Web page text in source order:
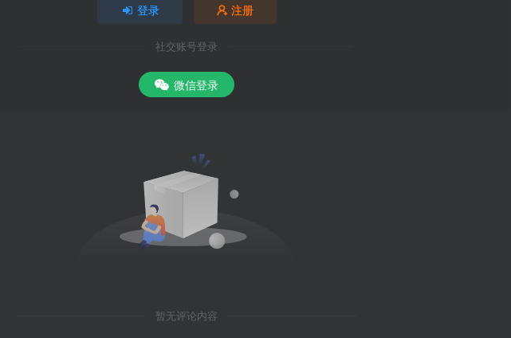
登录 注册
社交账号登录
微信登录
暂无评论内容